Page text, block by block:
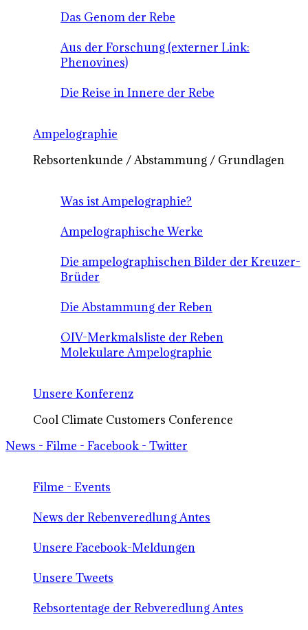
Das Genom der Rebe
Aus der Forschung (externer Link:
Phenovines)
Die Reise in Innere der Rebe
Ampelographie
Rebsortenkunde / Abstammung / Grundlagen
Was ist Ampelographie?
Ampelographische Werke
Die ampelographischen Bilder der Kreuzer-
Brüder
Die Abstammung der Reben
OIV-Merkmalsliste der Reben
Molekulare Ampelographie
Unsere Konferenz
Cool Climate Customers Conference
News - Filme - Facebook - Twitter
Filme - Events
News der Rebenveredlung Antes
Unsere Facebook-Meldungen
Unsere Tweets
Rebsortentage der Rebveredlung Antes